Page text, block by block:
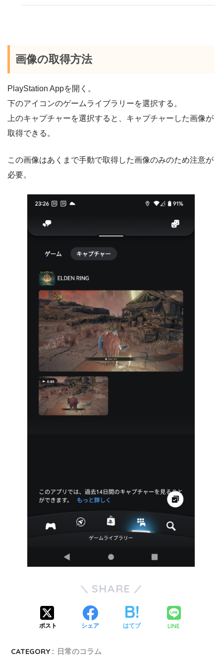
画像の取得方法
PlayStation Appを開く。
下のアイコンのゲームライブラリーを選択する。
上のキャプチャーを選択すると、キャプチャーした画像が
取得できる。
この画像はあくまで手動で取得した画像のみのため注意が
必要。
SHARE
ポスト シェア はてブ LINE
CATEGORY : 日常のコラム